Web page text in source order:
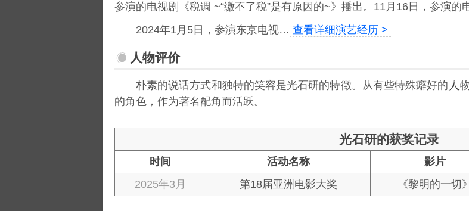
参演的电视剧《税调 ~“缴不了税”是有原因的~》播出。11月16日，参演的
2024年1月5日，参演东京电视… 查看详细演艺经历 >
人物评价
朴素的说话方式和独特的笑容是光石研的特徴。从有些特殊癖好的
的角色，作为著名配角而活跃。
光石研的获奖记录
时间 活动名称 影片
2025年3月
第18届亚洲电影大奖 《黎明的一切》